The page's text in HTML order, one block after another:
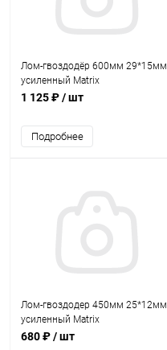
Лом-гвоздодёр 600мм 29*15мм
усиленный Matrix
1 125 ₽/ шт
Подробнее
Лом-гвоздодер 450мм 25*12мм
усиленный Matrix
680 ₽/ шт